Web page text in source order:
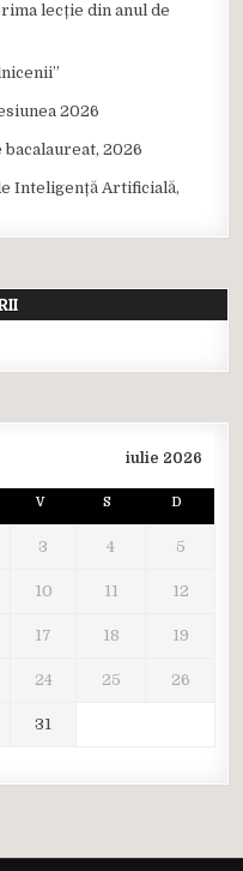
lecție din anul de
2026
2026
Inteligență Artificială,
iulie 2026
V S D
3 4 5
10 11 12
17 18 19
24 25 26
31